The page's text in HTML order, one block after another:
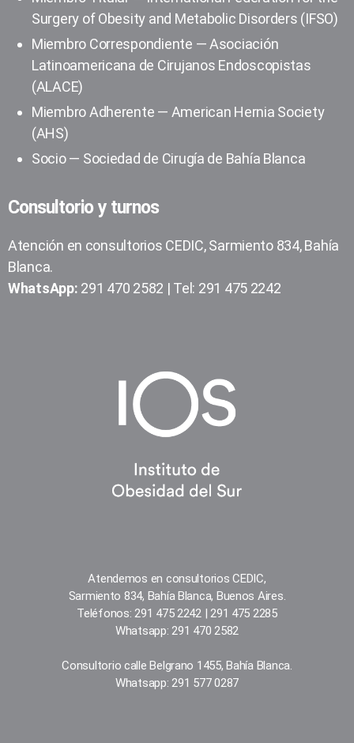
Surgery of Obesity and Metabolic Disorders (IFSO)
Miembro Correspondiente — Asociación
Latinoamericana de Cirujanos Endoscopistas
(ALACE)
Miembro Adherente — American Hernia Society
(AHS)
Socio — Sociedad de Cirugía de Bahía Blanca
Consultorio y turnos
Atención en consultorios CEDIC, Sarmiento 834, Bahía
Blanca.
WhatsApp: 291 470 2582 | Tel: 291 475 2242
Atendemos en consultorios CEDIC,
Sarmiento 834, Bahía Blanca, Buenos Aires.
Teléfonos: 291 475 2242 | 291 475 2285
Whatsapp: 291 470 2582
Consultorio calle Belgrano 1455, Bahía Blanca.
Whatsapp: 291 577 0287